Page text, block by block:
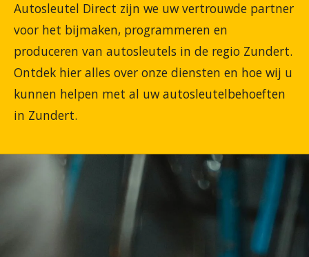
Autosleutel Direct zijn we uw vertrouwde partner
voor het bijmaken, programmeren en
produceren van autosleutels in de regio Zundert.
Ontdek hier alles over onze diensten en hoe wij u
kunnen helpen met al uw autosleutelbehoeften
in Zundert.